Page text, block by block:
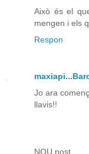
Això és el
mengen i els
Respon
Jo ara
llavis!!
NOU post